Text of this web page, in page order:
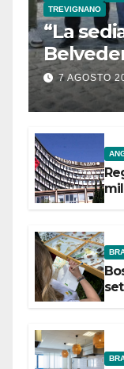
TREVIGNANO
“La
7 AGOSTO